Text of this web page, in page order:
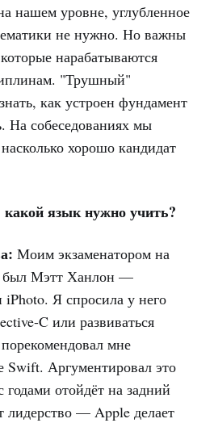
нашем уровне, углубленное
не нужно. Но важны
нарабатываются
"Трушный"
как устроен фундамент
На собеседованиях мы
хорошо кандидат
язык нужно учить?
Моим экзаменатором на
был Мэтт Ханлон —
iPhoto. Я спросила у него
C или развиваться
мне
Swift. Аргументировал это
отойдёт на задний
лидерство — Apple делает